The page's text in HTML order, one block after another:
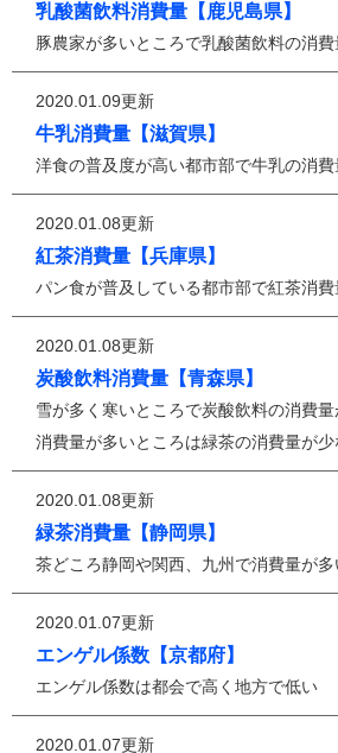
乳酸菌飲料消費量【鹿児島県】
豚農家が多いところで乳酸菌飲料の消費
2020.01.09更新
牛乳消費量【滋賀県】
洋食の普及度が高い都市部で牛乳の消費
2020.01.08更新
紅茶消費量【兵庫県】
パン食が普及している都市部で紅茶消費
2020.01.08更新
炭酸飲料消費量【青森県】
雪が多く寒いところで炭酸飲料の消費
消費量が多いところは緑茶の消費量が少
2020.01.08更新
緑茶消費量【静岡県】
茶どころ静岡や関西、九州で消費量が多
2020.01.07更新
エンゲル係数【京都府】
エンゲル係数は都会で高く地方で低い
2020.01.07更新